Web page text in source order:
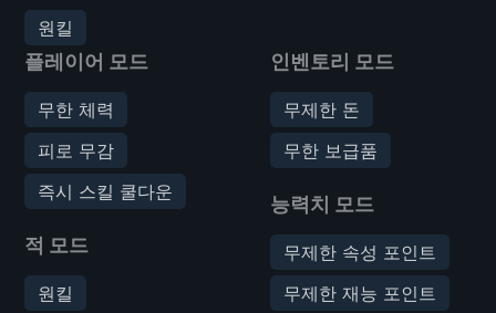
원킬
플레이어 모드
무한 체력
피로 무감
즉시 스킬 쿨다운
적 모드
원킬
인벤토리 모드
무제한 돈
무한 보급품
능력치 모드
무제한 속성 포인트
무제한 재능 포인트